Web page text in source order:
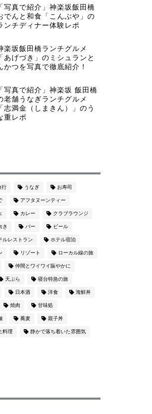
「写真で紹介」神楽坂飯田橋
でんと和食「こんぶや」の
ンチディナー体験レポ
楽坂飯田橋ランチグルメ
「あげづき」のミシュランと
かつを写真で徹底紹介！
「写真で紹介」神楽坂 飯田橋
老舗うなぎランチグルメ
「志満金（しまきん）」のう
重レポ
行 うなぎ お寿司
アフタヌーンティー
カレー クラブラウンジ
き バー ビール
ルレストラン ホテル宿泊
リゾート ローカル線の旅
仲間とワイワイ賑やかに
天ぷら 寝台特急の旅
日本酒 洋食 海鮮丼
焼肉 甘味処
蕎麦 親子丼
料理 静かで落ち着いた雰囲気